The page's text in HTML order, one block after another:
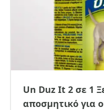
Un Duz It 2 σε 1
αποσμητικό για